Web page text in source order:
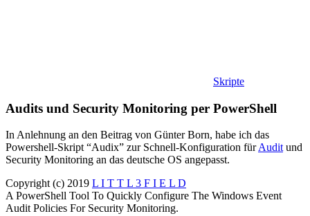
Skripte
Audits und Security Monitoring per PowerShell
In Anlehnung an den Beitrag von Günter Born, habe ich das
Powershell-Skript “Audix” zur Schnell-Konfiguration fürAudit und
Security Monitoring an das deutsche OS angepasst.
Copyright (c) 2019 L I T T L 3 F I E L D
A PowerShell Tool To Quickly Configure The Windows Event
Audit Policies For Security Monitoring.